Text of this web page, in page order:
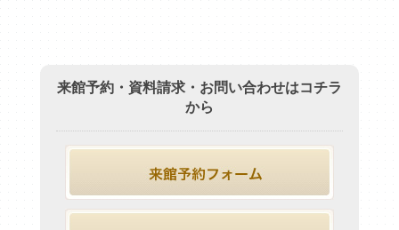
来館予約・資料請求・お問い合わせはコチラ
から